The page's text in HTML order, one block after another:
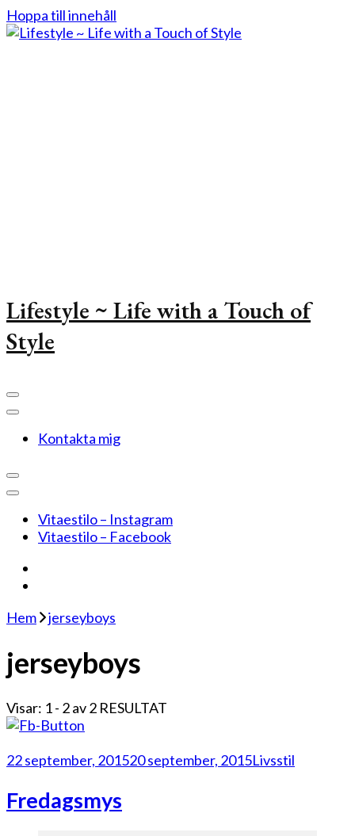
Hoppa till innehåll
Lifestyle ~ Life with a Touch of
Style
Kontakta mig
Vitaestilo – Instagram
Vitaestilo – Facebook
Hem jerseyboys
jerseyboys
Visar: 1 - 2 av 2 RESULTAT
22 september, 201520 september, 2015Livsstil
Fredagsmys